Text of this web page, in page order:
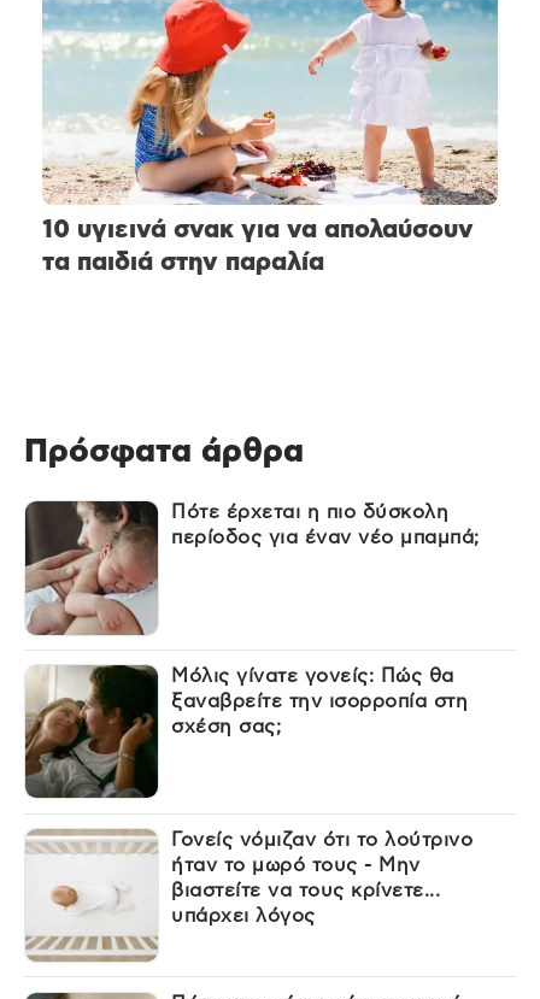
10 υγιεινά σνακ για να απολαύσουν
τα παιδιά στην παραλία
Πρόσφατα άρθρα
Πότε έρχεται η πιο δύσκολη
περίοδος για έναν νέο μπαμπά;
Μόλις γίνατε γονείς: Πώς θα
ξαναβρείτε την ισορροπία στη
σχέση σας;
Γονείς νόμιζαν ότι το λούτρινο
ήταν το μωρό τους - Μην
βιαστείτε να τους κρίνετε...
υπάρχει λόγος